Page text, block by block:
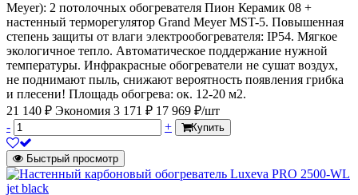
Meyer): 2 потолочных обогревателя Пион Керамик 08 +
настенный терморегулятор Grand Meyer MST-5. Повышенная
степень защиты от влаги электрообогревателя: IP54. Мягкое
экологичное тепло. Автоматическое поддержание нужной
температуры. Инфракрасные обогреватели не сушат воздух,
не поднимают пыль, снижают вероятность появления грибка
и плесени! Площадь обогрева: ок. 12-20 м2.
21 140 ₽ Экономия 3 171 ₽ 17 969 ₽/шт
-
+ Купить
Быстрый просмотр